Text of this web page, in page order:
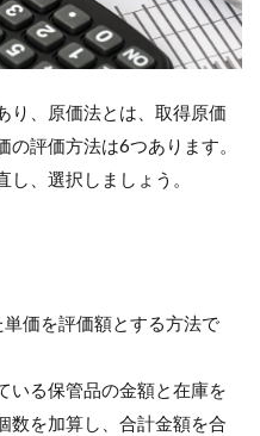
り、原価法とは、取得原価
評価方法は6つあります。
、選択しましょう。
価を評価額とする方法で
いる保管品の金額と在庫を
数を加算し、合計金額を合